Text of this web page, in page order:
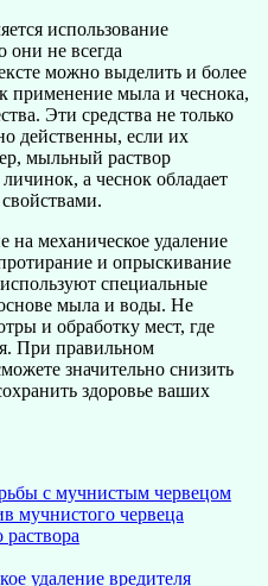
использование
они не всегда
можно выделить и более
применение мыла и чеснока,
Эти средства не только
действенны, если их
мыльный раствор
а чеснок обладает
на механическое удаление
и опрыскивание
специальные
мыла и воды. Не
и обработку мест, где
При правильном
значительно снизить
здоровье ваших
с мучнистым червецом
мучнистого червеца
удаление вредителя